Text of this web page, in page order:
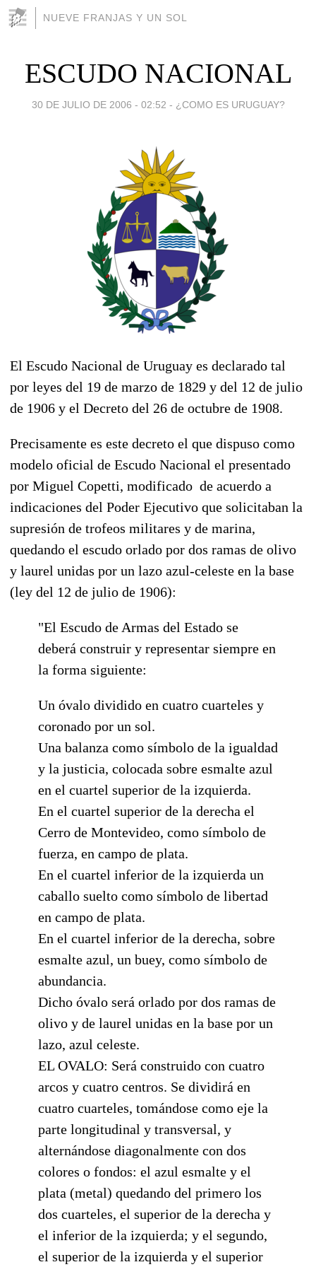
NUEVE FRANJAS Y UN SOL
ESCUDO NACIONAL
30 DE JULIO DE 2006 - 02:52 - ¿COMO ES URUGUAY?
El Escudo Nacional de Uruguay es declarado tal
por leyes del 19 de marzo de 1829 y del 12 de julio
de 1906 y el Decreto del 26 de octubre de 1908.
Precisamente es este decreto el que dispuso como
modelo oficial de Escudo Nacional el presentado
por Miguel Copetti, modificado de acuerdo a
indicaciones del Poder Ejecutivo que solicitaban la
supresión de trofeos militares y de marina,
quedando el escudo orlado por dos ramas de olivo
y laurel unidas por un lazo azul-celeste en la base
(ley del 12 de julio de 1906):
"El Escudo de Armas del Estado se
deberá construir y representar siempre en
la forma siguiente:
Un óvalo dividido en cuatro cuarteles y
coronado por un sol.
Una balanza como símbolo de la igualdad
y la justicia, colocada sobre esmalte azul
en el cuartel superior de la izquierda.
En el cuartel superior de la derecha el
Cerro de Montevideo, como símbolo de
fuerza, en campo de plata.
En el cuartel inferior de la izquierda un
caballo suelto como símbolo de libertad
en campo de plata.
En el cuartel inferior de la derecha, sobre
esmalte azul, un buey, como símbolo de
abundancia.
Dicho óvalo será orlado por dos ramas de
olivo y de laurel unidas en la base por un
lazo, azul celeste.
EL OVALO: Será construido con cuatro
arcos y cuatro centros. Se dividirá en
cuatro cuarteles, tomándose como eje la
parte longitudinal y transversal, y
alternándose diagonalmente con dos
colores o fondos: el azul esmalte y el
plata (metal) quedando del primero los
dos cuarteles, el superior de la derecha y
el inferior de la izquierda; y el segundo,
el superior de la izquierda y el superior